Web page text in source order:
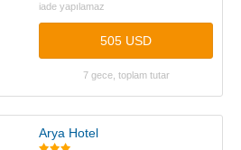
iade yapılamaz
505 USD
7 gece, toplam tutar
Arya Hotel